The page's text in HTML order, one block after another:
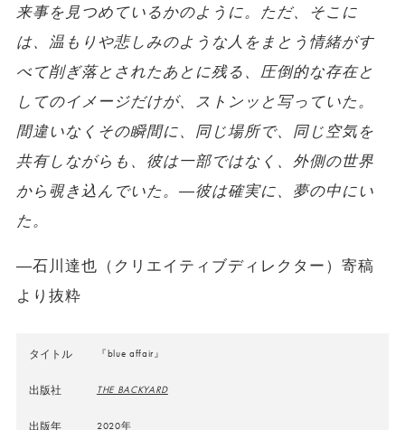
来事を見つめているかのように。ただ、そこに
は、温もりや悲しみのような人をまとう情緒がす
べて削ぎ落とされたあとに残る、圧倒的な存在と
してのイメージだけが、ストンッと写っていた。
間違いなくその瞬間に、同じ場所で、同じ空気を
共有しながらも、彼は一部ではなく、外側の世界
から覗き込んでいた。 ―彼は確実に、夢の中にい
た。
―石川達也（クリエイティブディレクター）寄稿
より抜粋
タイトル 『blue affair』
出版社 THE BACKYARD
出版年 2020年